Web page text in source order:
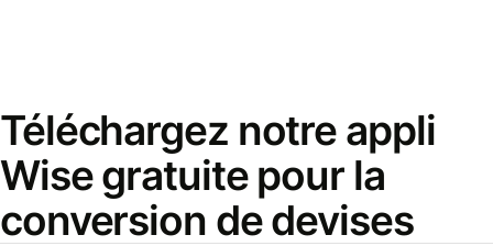
Téléchargez notre appli
Wise gratuite pour la
conversion de devises